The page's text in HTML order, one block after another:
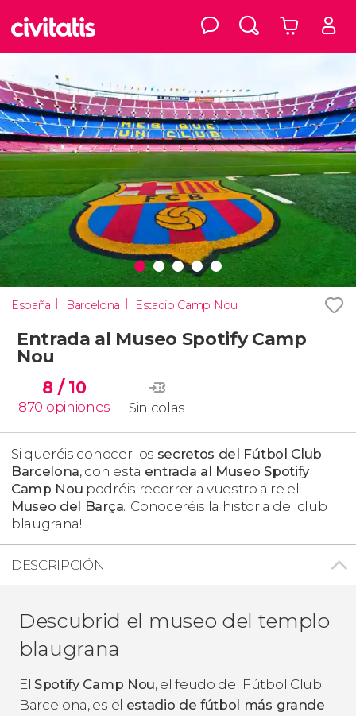
España Barcelona Estadio Camp Nou
Entrada al Museo Spotify Camp
Nou
8 / 10
870 opiniones Sin colas
Si queréis conocer los secretos del Fútbol Club
Barcelona, con esta entrada al Museo Spotify
Camp Nou podréis recorrer a vuestro aire el
Museo del Barça. ¡Conoceréis la historia del club
blaugrana!
DESCRIPCIÓN
Descubrid el museo del templo
blaugrana
El Spotify Camp Nou, el feudo del Fútbol Club
Barcelona, es el estadio de fútbol más grande